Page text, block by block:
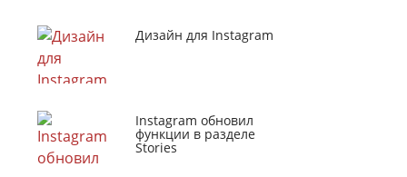
Дизайн для Instagram
Instagram обновил
функции в разделе
Stories